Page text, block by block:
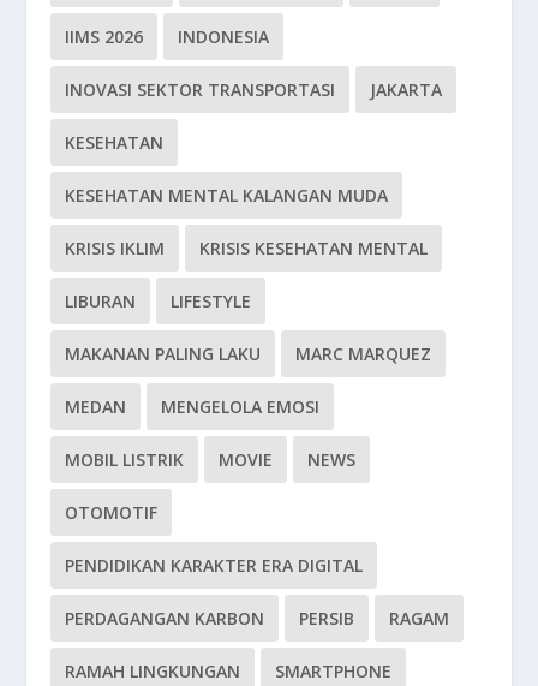
IIMS 2026 INDONESIA
INOVASI SEKTOR TRANSPORTASI JAKARTA
KESEHATAN
KESEHATAN MENTAL KALANGAN MUDA
KRISIS IKLIM KRISIS KESEHATAN MENTAL
LIBURAN LIFESTYLE
MAKANAN PALING LAKU MARC MARQUEZ
MEDAN MENGELOLA EMOSI
MOBIL LISTRIK MOVIE NEWS
OTOMOTIF
PENDIDIKAN KARAKTER ERA DIGITAL
PERDAGANGAN KARBON PERSIB RAGAM
RAMAH LINGKUNGAN SMARTPHONE